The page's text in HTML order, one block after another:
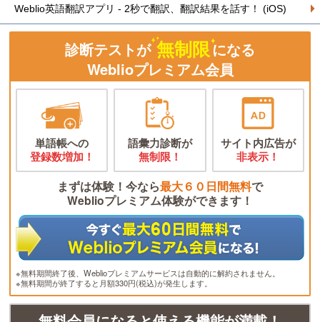
Weblio英語翻訳アプリ - 2秒で翻訳、翻訳結果を話す！ (iOS)
診断テストが 無制限になる
Weblioプレミアム会員
単語帳への
登録数増加！
語彙力診断が
無制限！
サイト内広告が
非表示！
まずは体験！今なら最大６０日間無料で
Weblioプレミアム体験ができます！
※無料期間終了後、Weblioプレミアムサービスは自動的に解約されません。
※無料期間が終了すると月額330円(税込)が発生します。